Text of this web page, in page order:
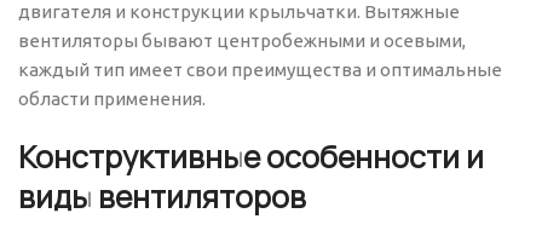
двигателя и конструкции крыльчатки. Вытяжные
вентиляторы бывают центробежными и осевыми,
каждый тип имеет свои преимущества и оптимальные
области применения.
Конструктивные особенности и
виды вентиляторов